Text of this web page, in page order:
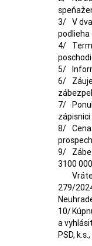
3/	V dvadsiatom ôsmom kole ponuky platí najvyššia ponuka.  Správca je oprávnený prijať  primeranú najvyššiu ponuku, ale schválenie
podlieha
4/	Termín predloženia ponuky je určený najneskôr dňa 05.02.2026 do 09,oo hodiny v kancelárií správcu, Nitra. Farská č.33, II.
5/	Informáciu podá správca v kancelári, po telefonickom, alebo mailovom dohovore termínu stretnutia.
6/	Záujemca je povinný v zalepenej obálke s označením „PONUKA  ZE-PRA“ predložiť ponuku, kúpnu cenu, doklad o úhrade celej
7/	Ponuky sa môže zúčastniť fyzická osoba, alebo právnická osoba, za podmienok uvedených v zákone, záväzných podmienkach a v
zápisnici
8/	Cena zábezpeky je po 5.000 Eur a v prípade neuhradenia kúpnej ceny v plnej výške v určenom termíne, celá zábezpeka prepadá v
9/	Zábezpeka musí byť uhradená najneskôr dňa 03.02.2026 na účte správcu PRIMA Banka Slovensko, a.s. pobočka Nitra, IBAN:SK65
3100
279/
10/	Kúpnu cenu musí záujemca uhradiť do 15 dní po schválení  ponuky veriteľským výborom.   Inak je správca  oprávnený ponuku zrušiť
a
PSD,